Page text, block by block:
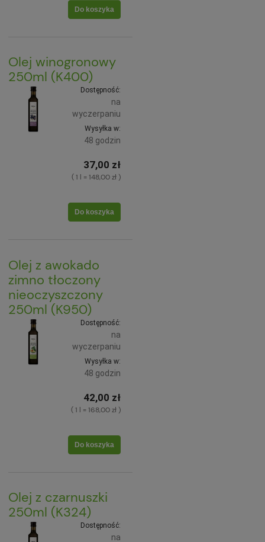
Do koszyka
Olej winogronowy
250ml (K400)
Dostępność:
na
wyczerpaniu
Wysyłka w:
48 godzin
37,00 zł
( 1 l = 148,00 zł )
Do koszyka
Olej z awokado
zimno tłoczony
nieoczyszczony
250ml (K950)
Dostępność:
na
wyczerpaniu
Wysyłka w:
48 godzin
42,00 zł
( 1 l = 168,00 zł )
Do koszyka
Olej z czarnuszki
250ml (K324)
Dostępność:
na